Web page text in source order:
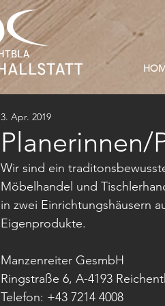
Planerinnen/
3. Apr. 2019
Wir sind ein
Möbelhandel und
in zwei Einrichtungshäusern
Eigenprodukte.
Manzenreiter GesmbH
Ringstraße 6, A-4193
Telefon: +43 7214 4008